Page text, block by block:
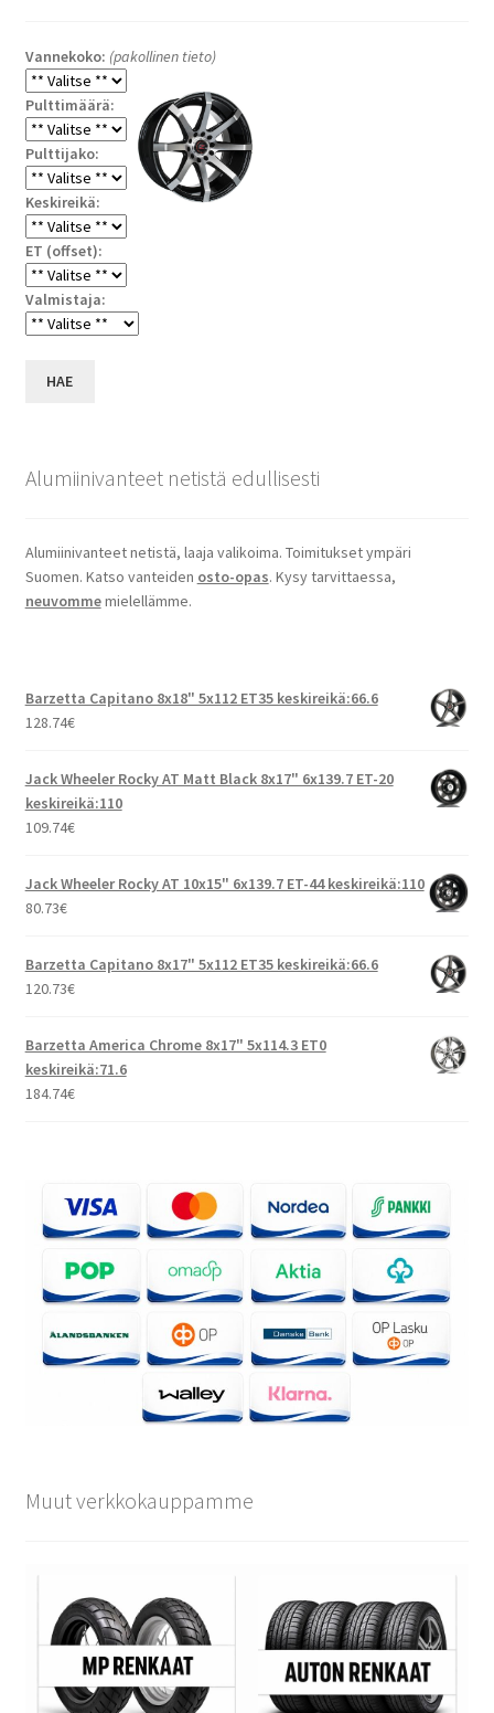
Vannekoko: (pakollinen tieto)
Pulttimäärä:
Pulttijako:
Keskireikä:
ET (offset):
Valmistaja:
HAE
Alumiinivanteet netistä edullisesti
Alumiinivanteet netistä, laaja valikoima. Toimitukset ympäri
Suomen. Katso vanteiden osto-opas. Kysy tarvittaessa,
neuvommemielellämme.
Barzetta Capitano 8x18" 5x112 ET35 keskireikä:66.6
128.74€
Jack Wheeler Rocky AT Matt Black 8x17" 6x139.7 ET-20
keskireikä:110
109.74€
Jack Wheeler Rocky AT 10x15" 6x139.7 ET-44 keskireikä:110
80.73€
Barzetta Capitano 8x17" 5x112 ET35 keskireikä:66.6
120.73€
Barzetta America Chrome 8x17" 5x114.3 ET0
keskireikä:71.6
184.74€
Muut verkkokauppamme